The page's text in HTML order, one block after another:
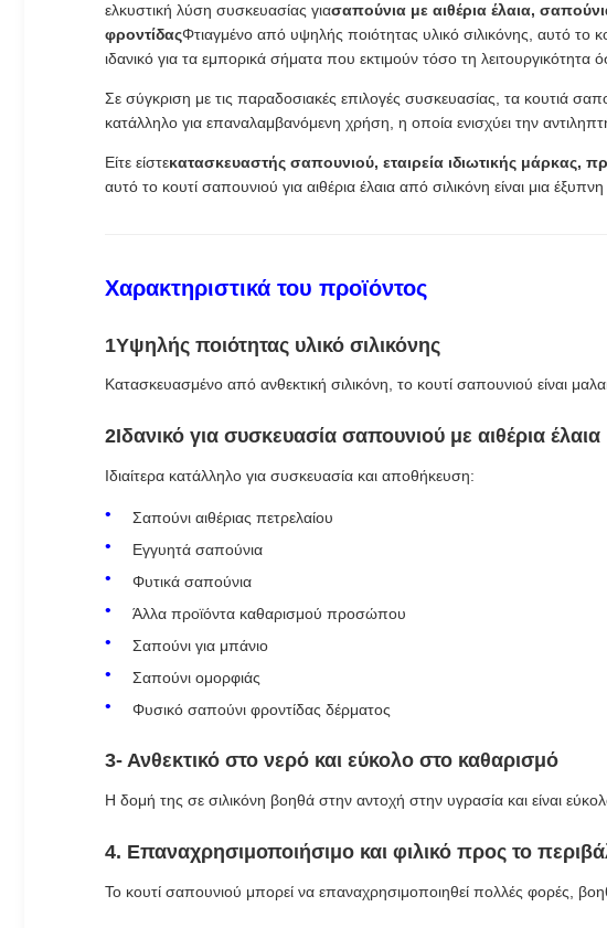
ελκυστική λύση συσκευασίας γιασαπούνια με αιθέρια έλαια,
φροντίδαςΦτιαγμένο από υψηλής ποιότητας υλικό σιλικόνης, αυτό το
ιδανικό για τα εμπορικά σήματα που εκτιμούν τόσο τη λειτουργικότητα
Σε σύγκριση με τις παραδοσιακές επιλογές συσκευασίας, τα κουτιά
κατάλληλο για επαναλαμβανόμενη χρήση, η οποία ενισχύει την
Είτε είστεκατασκευαστής σαπουνιού, εταιρεία ιδιωτικής
αυτό το κουτί σαπουνιού για αιθέρια έλαια από σιλικόνη είναι μια
Χαρακτηριστικά του προϊόντος
1Υψηλής ποιότητας υλικό σιλικόνης
Κατασκευασμένο από ανθεκτική σιλικόνη, το κουτί σαπουνιού είναι
2Ιδανικό για συσκευασία σαπουνιού με αιθέρια έλαια
Ιδιαίτερα κατάλληλο για συσκευασία και αποθήκευση:
Σαπούνι αιθέριας πετρελαίου
Εγγυητά σαπούνια
Φυτικά σαπούνια
Άλλα προϊόντα καθαρισμού προσώπου
Σαπούνι για μπάνιο
Σαπούνι ομορφιάς
Φυσικό σαπούνι φροντίδας δέρματος
3- Ανθεκτικό στο νερό και εύκολο στο καθαρισμό
Η δομή της σε σιλικόνη βοηθά στην αντοχή στην υγρασία και είναι
4. Επαναχρησιμοποιήσιμο και φιλικό προς το
Το κουτί σαπουνιού μπορεί να επαναχρησιμοποιηθεί πολλές φορές,